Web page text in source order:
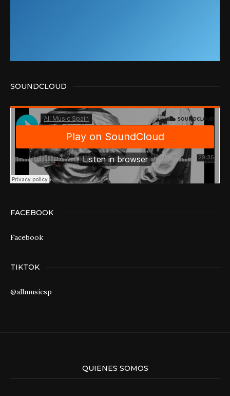
SOUNDCLOUD
FACEBOOK
Facebook
TIKTOK
@allmusicsp
QUIENES SOMOS